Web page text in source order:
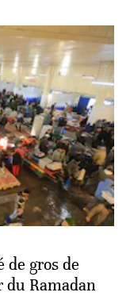
de gros de
du Ramadan